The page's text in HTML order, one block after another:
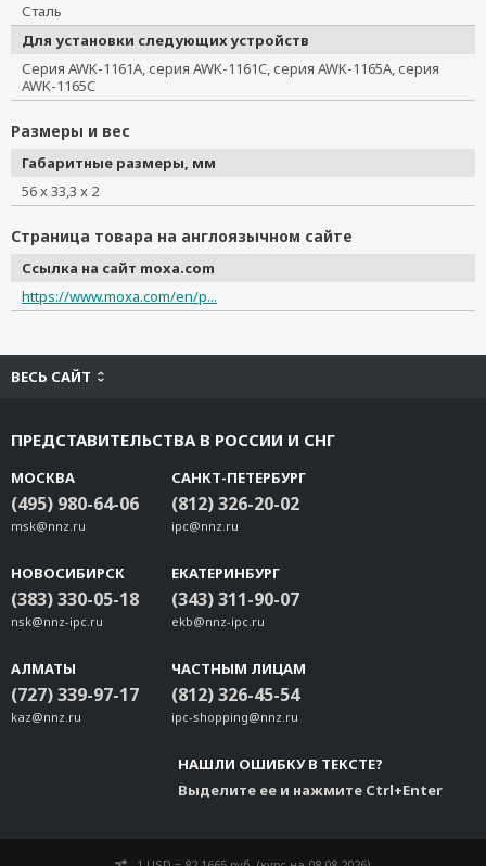
Rackmount kit for PT-7728
WK-36-02
Rackmount ears for IKS P/N 1490914080019
WK-46-01
Rackmount kit for PT-7528 P/N 1490914080032
DK-UP1400
WK-30-02
PK-DC2DOF-02
WK-112-01
WK-20-02
DK-UP-42A
RK-3U-02
WK-UP200A-BAK-SI
WK-UP400A-BAK-BK
WK-UP400A-BOT-BK
WK-25
WK-40-01
DK-UP1400-G2
Сталь
Для установки следующих устройств
Серия AWK-1161A, серия AWK-1161C, серия AWK-1165A, серия
AWK-1165C
Размеры и вес
Габаритные размеры, мм
56 x 33,3 x 2
Страница товара на англоязычном сайте
Ссылка на сайт moxa.com
https://www.moxa.com/en/p...
ВЕСЬ САЙТ
ПРЕДСТАВИТЕЛЬСТВА В РОССИИ И СНГ
МОСКВА
(495) 980-64-06
msk@nnz.ru
САНКТ-ПЕТЕРБУРГ
(812) 326-20-02
ipc@nnz.ru
НОВОСИБИРСК
(383) 330-05-18
nsk@nnz-ipc.ru
ЕКАТЕРИНБУРГ
(343) 311-90-07
ekb@nnz-ipc.ru
АЛМАТЫ
(727) 339-97-17
kaz@nnz.ru
ЧАСТНЫМ ЛИЦАМ
(812) 326-45-54
ipc-shopping@nnz.ru
НАШЛИ ОШИБКУ В ТЕКСТЕ?
Выделите ее и нажмите Ctrl+Enter